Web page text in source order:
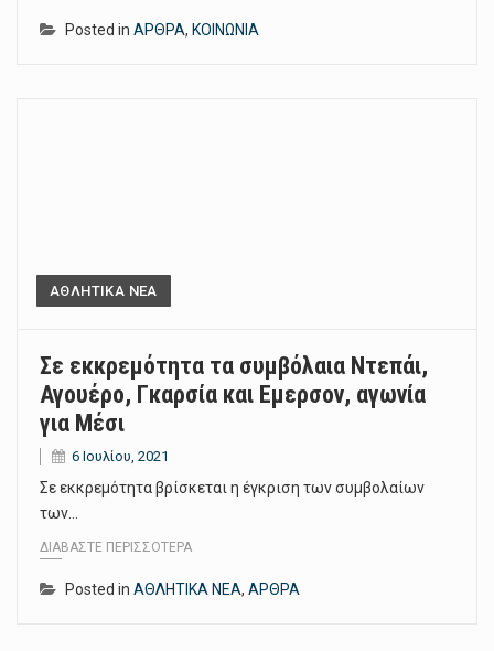
Posted in ΑΡΘΡΑ, ΚΟΙΝΩΝΙΑ
ΑΘΛΗΤΙΚΑ ΝΕΑ
Σε εκκρεμότητα τα συμβόλαια Ντεπάι,
Αγουέρο, Γκαρσία και Εμερσον, αγωνία
για Μέσι
6 Ιουλίου, 2021
Σε εκκρεμότητα βρίσκεται η έγκριση των συμβολαίων
των…
ΔΙΑΒΆΣΤΕ ΠΕΡΙΣΣΌΤΕΡΑ
Posted in ΑΘΛΗΤΙΚΑ ΝΕΑ, ΑΡΘΡΑ